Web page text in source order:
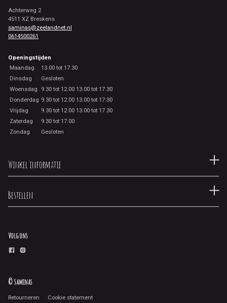
Achterweg 2
4511 XZ Breskens
saminas@zeelandnet.nl
0614500261
Openingstijden
Maandag
13.00 tot 17.30
Dinsdag
Gesloten
Woensdag
9.30 tot 12.00 13.00 tot 17.30
Donderdag 9.30 tot 12.00 13.00 tot 17.30
Vrijdag
9.30 tot 12.00 13.00 tot 17.30
Zaterdag
9.30 tot 17.00
Zondag
Gesloten
Winkel informatie
Bestellen
Volg ons
© Saminas
Retourneren Cookie statement